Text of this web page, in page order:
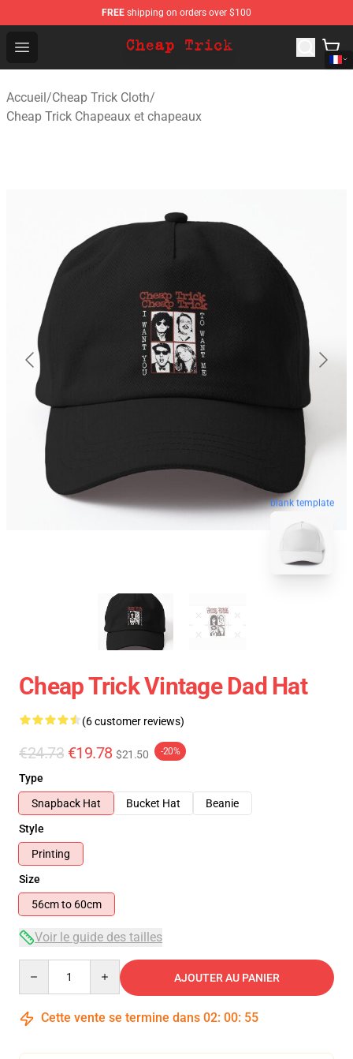
FREE shipping on orders over $100
Open menu
Cheap Trick Store - Official Cheap Trick Merchandise
Accueil/Cheap Trick Cloth/
Cheap Trick Chapeaux et chapeaux
blank template
Cheap Trick Vintage Dad Hat
(6 customer reviews)
€24.73 €19.78 $21.50 -20%
Type
Snapback Hat
Bucket Hat
Beanie
Style
Printing
Size
56cm to 60cm
Voir le guide des tailles
AJOUTER AU PANIER
Cette vente se termine dans 02: 00: 54